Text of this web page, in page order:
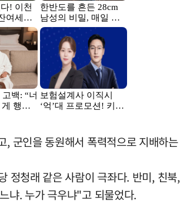
군인을 동원해서 폭력적으로 지배하
청래 같은 사람이 극좌다. 반미, 친
냐. 누가 극우냐"고 되물었다.